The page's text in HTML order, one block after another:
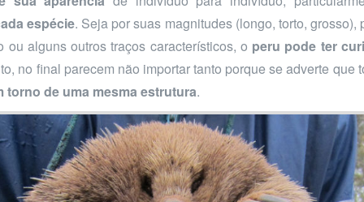
espécie. Seja por suas magnitudes (longo, torto, grosso),
ou alguns outros traços característicos, o peru pode ter
no final parecem não importar tanto porque se adverte que
torno de uma mesma estrutura.